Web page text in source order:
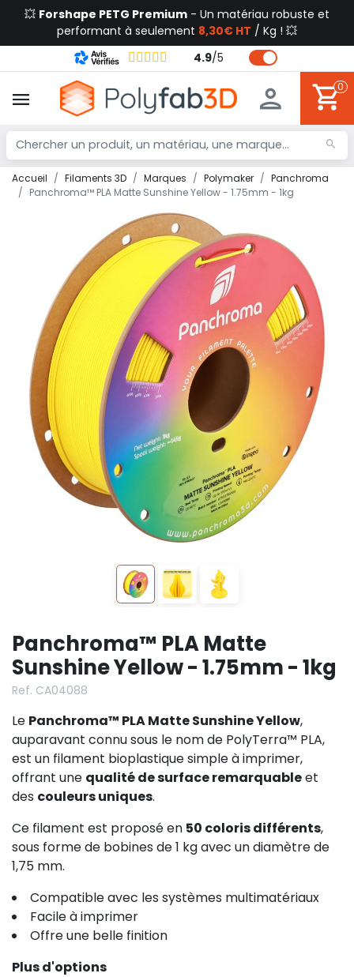
💥 Forshape PETG Premium - Un matériau robuste et
performant à seulement 8,30€ HT / Kg ! 💥
4.9/5
0
Accueil Filaments 3D Marques Polymaker
Panchroma
Panchroma™ PLA Matte Sunshine Yellow - 1.75mm - 1kg
Panchroma™ PLA Matte
Sunshine Yellow - 1.75mm - 1kg
Ref. CA04088
Le Panchroma™ PLA Matte Sunshine Yellow,
auparavant connu sous le nom de PolyTerra™ PLA,
est un filament bioplastique simple à imprimer,
offrant une qualité de surface remarquableet
des couleurs uniques.
Ce filament est proposé en 50 coloris différents,
sous forme de bobines de 1 kg avec un diamètre de
1,75 mm.
Compatible avec les systèmes multimatériaux
Facile à imprimer
Offre une belle finition
Plus d'options